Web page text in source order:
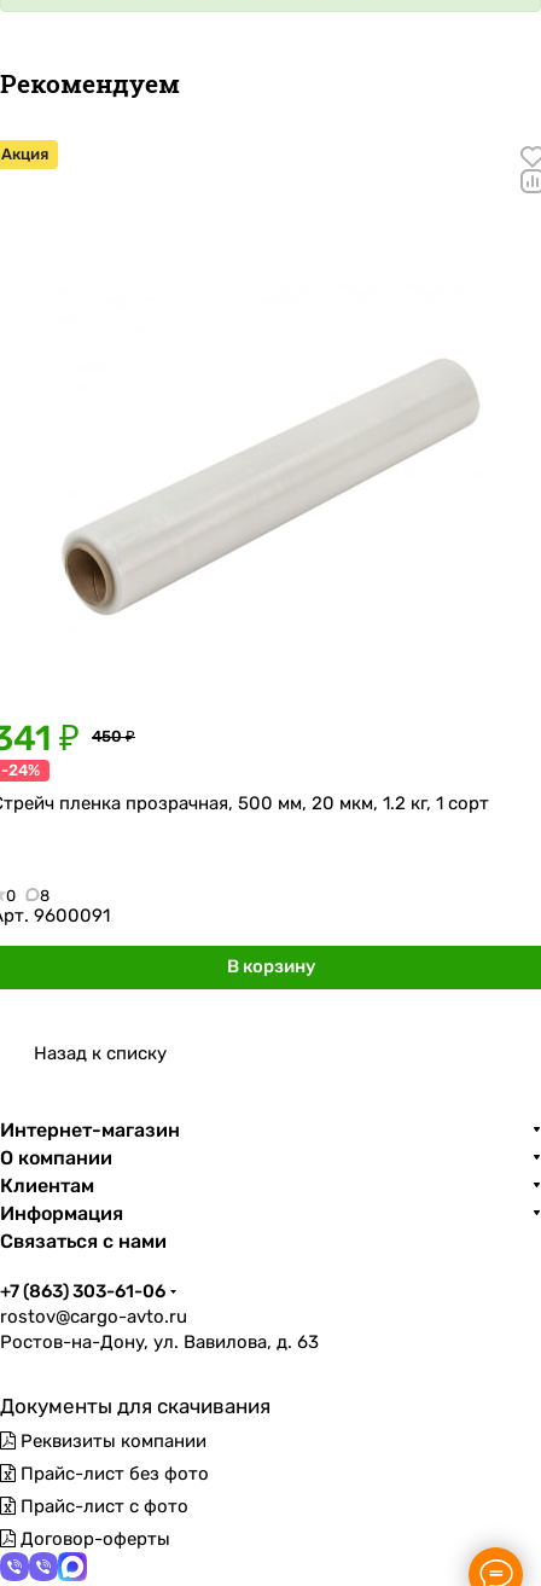
Рекомендуем
Акция
₽
450 ₽
-24%
пленка прозрачная, 500 мм, 20 мкм, 1.2 кг, 1 сорт
0 8
9600091
В корзину
Назад к списку
Интернет-магазин
О компании
Клиентам
Информация
Связаться с нами
+7 (863) 303-61-06
rostov@cargo-avto.ru
Ростов-на-Дону, ул. Вавилова, д. 63
Документы для скачивания
Реквизиты компании
Прайс-лист без фото
Прайс-лист с фото
Договор-оферты